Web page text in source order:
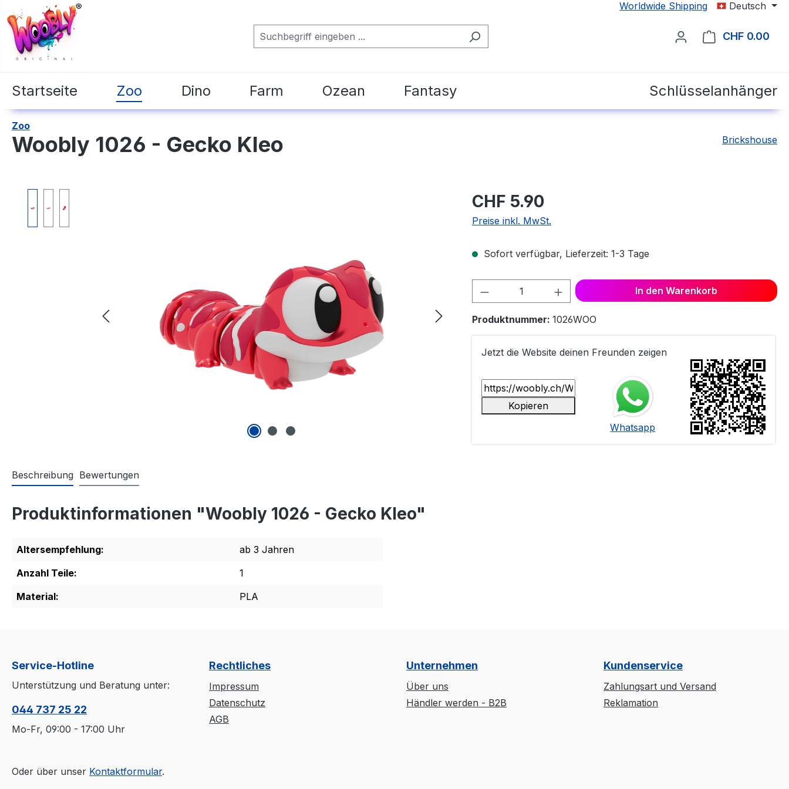
Zur Hauptnavigation springen
Worldwide Shipping Deutsch
CHF 0.00
Startseite Zoo Dino Farm Ozean Fantasy Schlüsselanhänger
Zoo
Woobly 1026 - Gecko Kleo Brickshouse
CHF 5.90
Preise inkl. MwSt.
Sofort verfügbar, Lieferzeit: 1-3 Tage
Produkt Anzahl: Gib den gewünschten Wert
In den Warenkorb
Produktnummer: 1026WOO
Jetzt die Website deinen Freunden zeigen
Kopieren
Whatsapp
Beschreibung Bewertungen
Produktinformationen "Woobly 1026 - Gecko Kleo"
Altersempfehlung:
ab 3 Jahren
Anzahl Teile:
1
Material:
PLA
Service-Hotline
Unterstützung und Beratung unter:
044 737 25 22
Mo-Fr, 09:00 - 17:00 Uhr
Oder über unser Kontaktformular.
Rechtliches
Impressum
Datenschutz
AGB
Unternehmen
Über uns
Händler werden - B2B
Kundenservice
Zahlungsart und Versand
Reklamation